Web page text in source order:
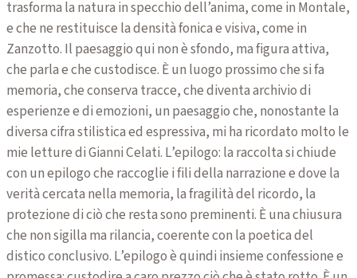
trasforma la natura in specchio dell’anima, come in Montale,
e che ne restituisce la densità fonica e visiva, come in
Zanzotto. Il paesaggio qui non è sfondo, ma figura attiva,
che parla e che custodisce. È un luogo prossimo che si fa
memoria, che conserva tracce, che diventa archivio di
esperienze e di emozioni, un paesaggio che, nonostante la
diversa cifra stilistica ed espressiva, mi ha ricordato molto le
mie letture di Gianni Celati. L’epilogo: la raccolta si chiude
con un epilogo che raccoglie i fili della narrazione e dove la
verità cercata nella memoria, la fragilità del ricordo, la
protezione di ciò che resta sono preminenti. È una chiusura
che non sigilla ma rilancia, coerente con la poetica del
distico conclusivo. L’epilogo è quindi insieme confessione e